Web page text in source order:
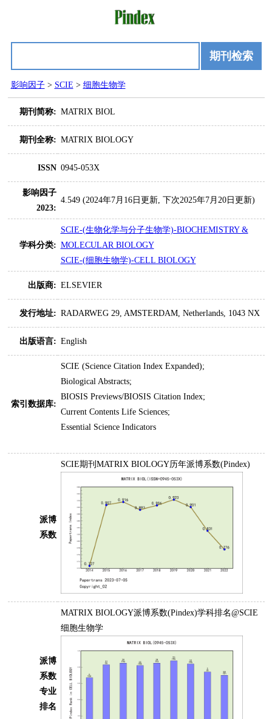
期刊检索
影响因子> SCIE > 细胞生物学
期刊简称: MATRIX BIOL
期刊全称: MATRIX BIOLOGY
ISSN 0945-053X
影响因子
2023:
4.549 (2024年7月16日更新, 下次2025年7月20日更新)
学科分类:
SCIE-(生物化学与分子生物学)-BIOCHEMISTRY &
MOLECULAR BIOLOGY
SCIE-(细胞生物学)-CELL BIOLOGY
出版商: ELSEVIER
发行地址: RADARWEG 29, AMSTERDAM, Netherlands, 1043 NX
出版语言: English
索引数据库:
SCIE (Science Citation Index Expanded);
Biological Abstracts;
BIOSIS Previews/BIOSIS Citation Index;
Current Contents Life Sciences;
Essential Science Indicators
派博
系数
SCIE期刊MATRIX BIOLOGY历年派博系数(Pindex)
派博
系数
专业
排名
MATRIX BIOLOGY派博系数(Pindex)学科排名@SCIE
细胞生物学